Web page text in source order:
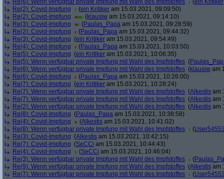
Re(6): Wenn verfügbar private Impfung mit Wahl des Impfstoffes
(ein Kritiker
Re(2): Covid-Impfung
(ein Kritiker am 15.03.2021, 09:09:50)
Re(2): Covid-Impfung
(klausiw am 15.03.2021, 09:14:10)
Re(3): Covid-Impfung
(Paulas_Papa am 15.03.2021, 09:28:59)
Re(2): Covid-Impfung
(Paulas_Papa am 15.03.2021, 09:44:32)
Re(3): Covid-Impfung (ein Kritiker am 15.03.2021, 09:54:49)
Re(4): Covid-Impfung
(Paulas_Papa am 15.03.2021, 10:03:50)
Re(5): Covid-Impfung (ein Kritiker am 15.03.2021, 10:06:35)
Re(5): Wenn verfügbar private Impfung mit Wahl des Impfstoffes (
Re(6): Wenn verfügbar private Impfung mit Wahl des Impfstoffes (klausiw am
Re(6): Covid-Impfung
(Paulas_Papa am 15.03.2021, 10:26:00)
Re(7): Covid-Impfung (ein Kritiker am 15.03.2021, 10:28:24)
Re(7): Wenn verfügbar private Impfung mit Wahl des Impfstoffes (Alkestis am
Re(7): Wenn verfügbar private Impfung mit Wahl des Impfstoffes (Alkestis am
Re(2): Wenn verfügbar private Impfung mit Wahl des Impfstoffes (Alkestis am
Re(8): Covid-Impfung (Paulas_Papa am 15.03.2021, 10:38:58)
Re(4): Covid-Impfung
(Alkestis am 15.03.2021, 10:41:02)
Re(8): Wenn verfügbar private Impfung mit Wahl des Impfstoffes
(
Re(3): Covid-Impfung (Alkestis am 15.03.2021, 10:42:15)
Re(7): Covid-Impfung (SeCCi am 15.03.2021, 10:44:43)
Re(4): Covid-Impfung
(SeCCi am 15.03.2021, 10:46:04)
Re(3): Wenn verfügbar private Impfung mit Wahl des Impfstoffes
(
Re(9): Wenn verfügbar private Impfung mit Wahl des Impfstoffes (Alkestis am
Re(7): Wenn verfügbar private Impfung mit Wahl des Impfstoffes
(